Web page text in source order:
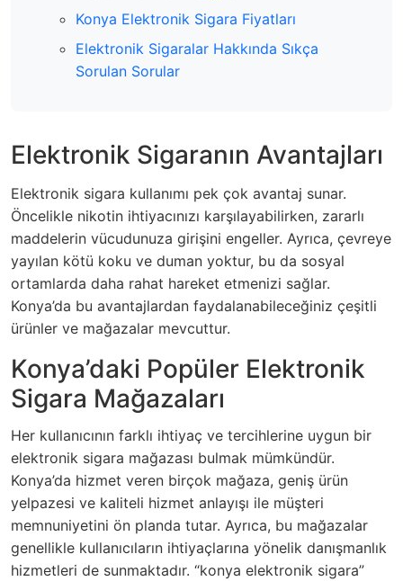
Konya Elektronik Sigara Fiyatları
Elektronik Sigaralar Hakkında Sıkça
Sorulan Sorular
Elektronik Sigaranın Avantajları
Elektronik sigara kullanımı pek çok avantaj sunar.
Öncelikle nikotin ihtiyacınızı karşılayabilirken, zararlı
maddelerin vücudunuza girişini engeller. Ayrıca, çevreye
yayılan kötü koku ve duman yoktur, bu da sosyal
ortamlarda daha rahat hareket etmenizi sağlar.
Konya’da bu avantajlardan faydalanabileceğiniz çeşitli
ürünler ve mağazalar mevcuttur.
Konya’daki Popüler Elektronik
Sigara Mağazaları
Her kullanıcının farklı ihtiyaç ve tercihlerine uygun bir
elektronik sigara mağazası bulmak mümkündür.
Konya’da hizmet veren birçok mağaza, geniş ürün
yelpazesi ve kaliteli hizmet anlayışı ile müşteri
memnuniyetini ön planda tutar. Ayrıca, bu mağazalar
genellikle kullanıcıların ihtiyaçlarına yönelik danışmanlık
hizmetleri de sunmaktadır. “konya elektronik sigara”